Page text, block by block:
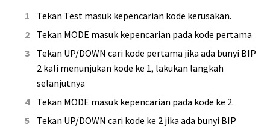
Tekan Test masuk kepencarian kode kerusakan.
Tekan MODE masuk kepencarian pada kode pertama
Tekan UP/DOWN cari kode pertama jika ada bunyi BIP
2 kali menunjukan kode ke 1, lakukan langkah
selanjutnya
Tekan MODE masuk kepencarian pada kode ke 2.
Tekan UP/DOWN cari kode ke 2 jika ada bunyi BIP